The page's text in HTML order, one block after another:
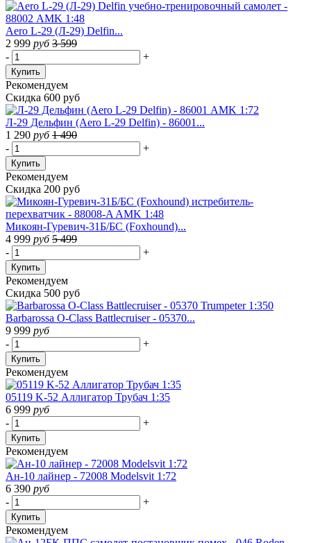
Aero L-29 (Л-29) Delfin...
2 999 руб 3 599
-
+
Купить
Рекомендуем
Скидка 600 руб
Л-29 Дельфин (Aero L-29 Delfin) - 86001...
1 290 руб 1 490
-
+
Купить
Рекомендуем
Скидка 200 руб
Микоян-Гуревич-31Б/БС (Foxhound)...
4 999 руб 5 499
-
+
Купить
Рекомендуем
Скидка 500 руб
Barbarossa O-Class Battlecruiser - 05370...
9 999 руб
-
+
Купить
Рекомендуем
05119 K-52 Аллигатор Трубач 1:35
6 999 руб
-
+
Купить
Рекомендуем
Ан-10 лайнер - 72008 Modelsvit 1:72
6 390 руб
-
+
Купить
Рекомендуем